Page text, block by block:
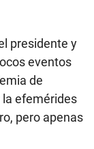
presidente y
eventos
de
la efemérides
pero apenas